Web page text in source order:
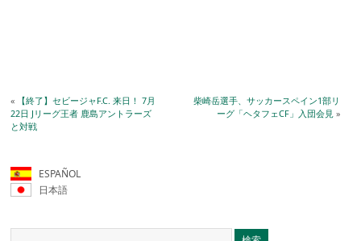
« 【終了】セビージャF.C. 来日！ 7月
22日 Jリーグ王者 鹿島アントラーズ
と対戦
柴崎岳選手、サッカースペイン1部リ
ーグ「ヘタフェCF」入団会見 »
ESPAÑOL
日本語